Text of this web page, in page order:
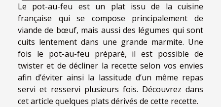
Le pot-au-feu est un plat issu de la cuisine
française qui se compose principalement de
viande de bœuf, mais aussi des légumes qui sont
cuits lentement dans une grande marmite. Une
fois le pot-au-feu préparé, il est possible de
twister et de décliner la recette selon vos envies
afin d’éviter ainsi la lassitude d’un même repas
servi et resservi plusieurs fois. Découvrez dans
cet article quelques plats dérivés de cette recette.